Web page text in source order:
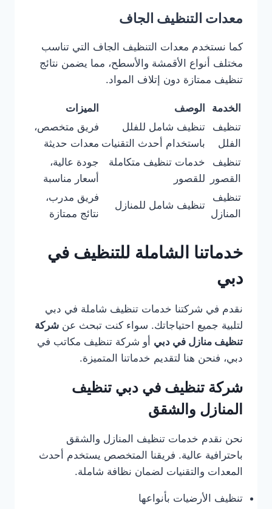
معدات التنظيف الجاف
كما نستخدم معدات التنظيف الجاف التي تناسب
مختلف أنواع الأقمشة والأسطح، مما يضمن نتائج
تنظيف ممتازة دون إتلاف المواد.
الخدمة الوصف
الميزات
تنظيف
الفلل
تنظيف شامل للفلل
باستخدام أحدث التقنيات
فريق متخصص،
معدات حديثة
تنظيف
القصور
خدمات تنظيف متكاملة
للقصور
جودة عالية،
أسعار مناسبة
تنظيف
المنازل
تنظيف شامل للمنازل
فريق مدرب،
نتائج ممتازة
خدماتنا الشاملة للتنظيف في
دبي
نقدم في شركتنا خدمات تنظيف شاملة في دبي
لتلبية جميع احتياجاتك. سواء كنت تبحث عن شركة
تنظيف منازل في دبي أو شركة تنظيف مكاتب في
دبي، فنحن هنا لتقديم خدماتنا المتميزة.
شركة تنظيف في دبي تنظيف
المنازل والشقق
نحن نقدم خدمات تنظيف المنازل والشقق
باحترافية عالية. فريقنا المتخصص يستخدم أحدث
المعدات والتقنيات لضمان نظافة شاملة.
تنظيف الأرضيات بأنواعها